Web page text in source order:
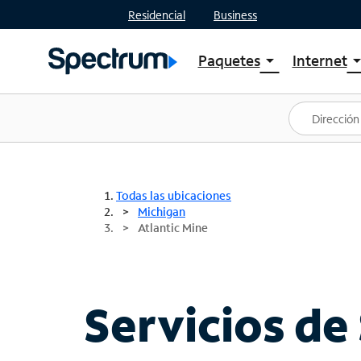
Residencial Business
Paquetesarrow_drop_down
Ver paquetes
Spectrum One
Mejores ofertas
Internetarrow_drop_down
Planes
Todas las ubicaciones
Michigan
Atlantic Mine
Servicios